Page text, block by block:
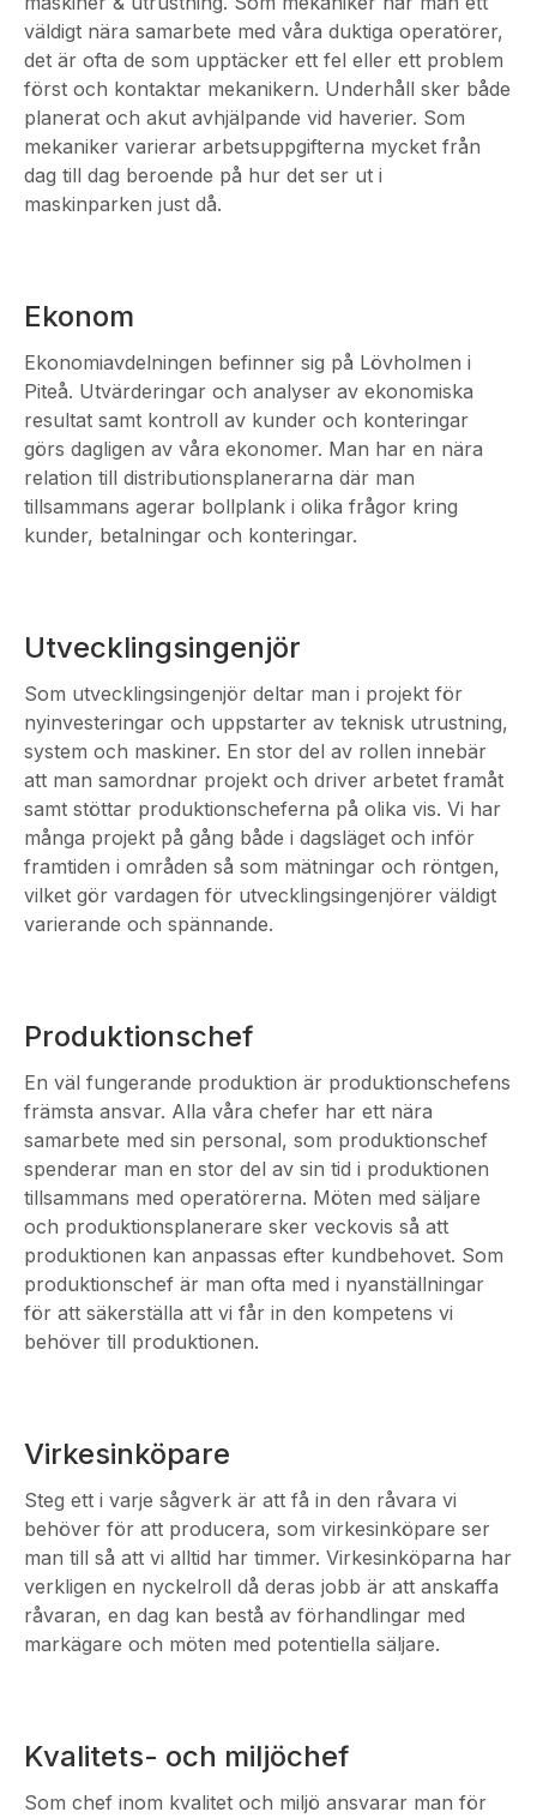
väldigt nära samarbete med våra duktiga operatörer,
det är ofta de som upptäcker ett fel eller ett problem
först och kontaktar mekanikern. Underhåll sker både
planerat och akut avhjälpande vid haverier. Som
mekaniker varierar arbetsuppgifterna mycket från
dag till dag beroende på hur det ser ut i
maskinparken just då.
Ekonom
Ekonomiavdelningen befinner sig på Lövholmen i
Piteå. Utvärderingar och analyser av ekonomiska
resultat samt kontroll av kunder och konteringar
görs dagligen av våra ekonomer. Man har en nära
relation till distributionsplanerarna där man
tillsammans agerar bollplank i olika frågor kring
kunder, betalningar och konteringar.
Utvecklingsingenjör
Som utvecklingsingenjör deltar man i projekt för
nyinvesteringar och uppstarter av teknisk utrustning,
system och maskiner. En stor del av rollen innebär
att man samordnar projekt och driver arbetet framåt
samt stöttar produktionscheferna på olika vis. Vi har
många projekt på gång både i dagsläget och inför
framtiden i områden så som mätningar och röntgen,
vilket gör vardagen för utvecklingsingenjörer väldigt
varierande och spännande.
Produktionschef
En väl fungerande produktion är produktionschefens
främsta ansvar. Alla våra chefer har ett nära
samarbete med sin personal, som produktionschef
spenderar man en stor del av sin tid i produktionen
tillsammans med operatörerna. Möten med säljare
och produktionsplanerare sker veckovis så att
produktionen kan anpassas efter kundbehovet. Som
produktionschef är man ofta med i nyanställningar
för att säkerställa att vi får in den kompetens vi
behöver till produktionen.
Virkesinköpare
Steg ett i varje sågverk är att få in den råvara vi
behöver för att producera, som virkesinköpare ser
man till så att vi alltid har timmer. Virkesinköparna har
verkligen en nyckelroll då deras jobb är att anskaffa
råvaran, en dag kan bestå av förhandlingar med
markägare och möten med potentiella säljare.
Kvalitets- och miljöchef
Som chef inom kvalitet och miljö ansvarar man för